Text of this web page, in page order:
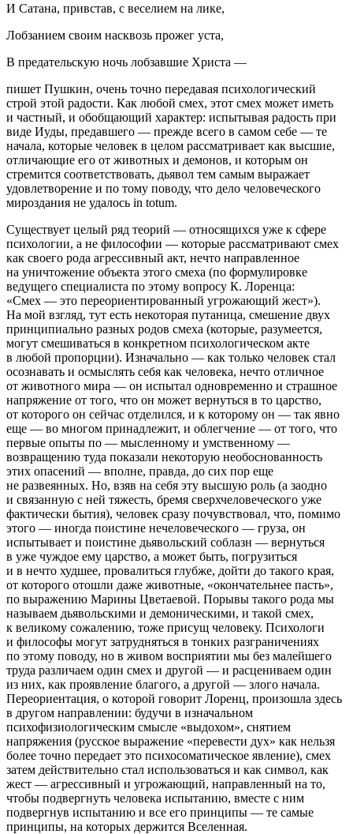
И Сатана, привстав, с веселием на лике,
Лобзанием своим насквозь прожег уста,
В предательскую ночь лобзавшие Христа —
пишет Пушкин, очень точно передавая психологический
строй этой радости. Как любой смех, этот смех может иметь
и частный, и обобщающий характер: испытывая радость при
виде Иуды, предавшего — прежде всего в самом себе — те
начала, которые человек в целом рассматривает как высшие,
отличающие его от животных и демонов, и которым он
стремится соответствовать, дьявол тем самым выражает
удовлетворение и по тому поводу, что дело человеческого
мироздания не удалось in totum.
Существует целый ряд теорий — относящихся уже к сфере
психологии, а не философии — которые рассматривают смех
как своего рода агрессивный акт, нечто направленное
на уничтожение объекта этого смеха (по формулировке
ведущего специалиста по этому вопросу К. Лоренца:
«Смех — это переориентированный угрожающий жест»).
На мой взгляд, тут есть некоторая путаница, смешение двух
принципиально разных родов смеха (которые, разумеется,
могут смешиваться в конкретном психологическом акте
в любой пропорции). Изначально — как только человек стал
осознавать и осмыслять себя как человека, нечто отличное
от животного мира — он испытал одновременно и страшное
напряжение от того, что он может вернуться в то царство,
от которого он сейчас отделился, и к которому он — так явно
еще — во многом принадлежит, и облегчение — от того, что
первые опыты по — мысленному и умственному —
возвращению туда показали некоторую необоснованность
этих опасений — вполне, правда, до сих пор еще
не развеянных. Но, взяв на себя эту высшую роль (а заодно
и связанную с ней тяжесть, бремя сверхчеловеческого уже
фактически бытия), человек сразу почувствовал, что, помимо
этого — иногда поистине нечеловеческого — груза, он
испытывает и поистине дьявольский соблазн — вернуться
в уже чуждое ему царство, а может быть, погрузиться
и в нечто худшее, провалиться глубже, дойти до такого края,
от которого отошли даже животные, «окончательнее пасть»,
по выражению Марины Цветаевой. Порывы такого рода мы
называем дьявольскими и демоническими, и такой смех,
к великому сожалению, тоже присущ человеку. Психологи
и философы могут затрудняться в тонких разграничениях
по этому поводу, но в живом восприятии мы без малейшего
труда различаем один смех и другой — и расцениваем один
из них, как проявление благого, а другой — злого начала.
Переориентация, о которой говорит Лоренц, произошла здесь
в другом направлении: будучи в изначальном
психофизиологическим смысле «выдохом», снятием
напряжения (русское выражение «перевести дух» как нельзя
более точно передает это психосоматическое явление), смех
затем действительно стал использоваться и как символ, как
жест — агрессивный и угрожающий, направленный на то,
чтобы подвергнуть человека испытанию, вместе с ним
подвергнув испытанию и все его принципы — те самые
принципы, на которых держится Вселенная.